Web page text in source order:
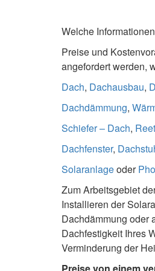
Welche
Preise und
angefordert werden,
Dach, Dachausbau,
Dachdämmung,
Schiefer – Dach,
Dachfenster,
Solaranlageoder
Zum Arbeitsgebiet
Installieren der
Dachdämmung oder
Dachfestigkeit Ihres
Verminderung der
Preise von einem